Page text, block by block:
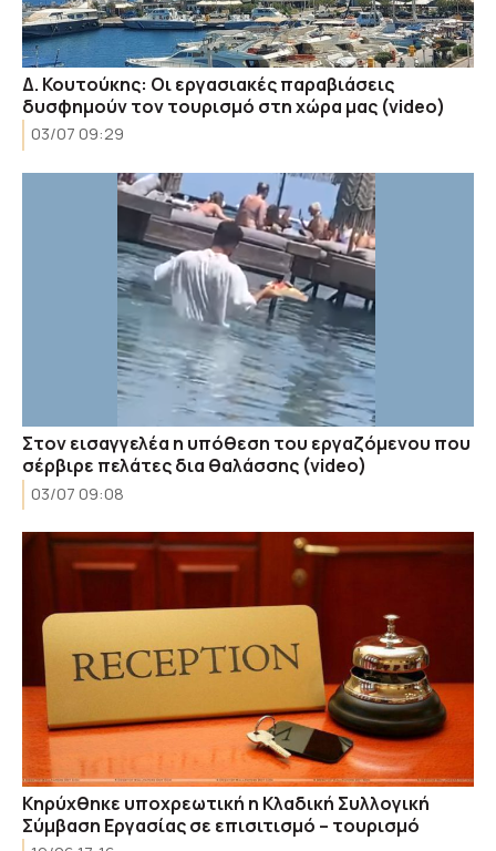
Δ. Κουτούκης: Οι εργασιακές παραβιάσεις
δυσφημούν τον τουρισμό στη χώρα μας (video)
03/07 09:29
Στον εισαγγελέα η υπόθεση του εργαζόμενου που
σέρβιρε πελάτες δια θαλάσσης (video)
03/07 09:08
Κηρύχθηκε υποχρεωτική η Κλαδική Συλλογική
Σύμβαση Εργασίας σε επισιτισμό – τουρισμό